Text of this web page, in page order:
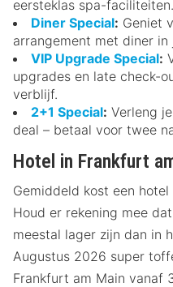
eersteklas spa-faciliteiten.
Diner Special: Geniet
arrangement met diner
VIP Upgrade Special:
upgrades en late check-
verblijf.
2+1 Special: Verleng
deal – betaal voor twee
Hotel in Frankfurt
Gemiddeld kost een
Houd er rekening mee
meestal lager zijn dan in
Augustus 2026 super
Frankfurt am Main vanaf